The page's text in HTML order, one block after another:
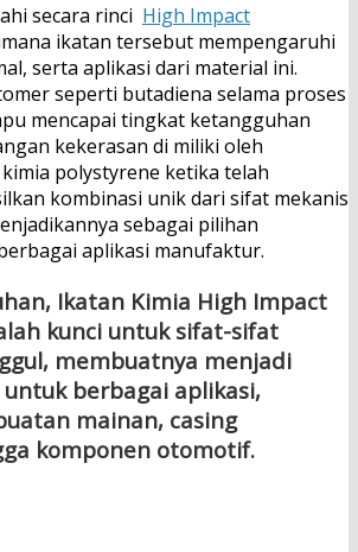
secara rinci High Impact
ikatan tersebut mempengaruhi
serta aplikasi dari material ini.
seperti butadiena selama proses
mencapai tingkat ketangguhan
kekerasan di miliki oleh
polystyrene ketika telah
kombinasi unik dari sifat mekanis
sebagai pilihan
aplikasi manufaktur.
Ikatan Kimia High Impact
kunci untuk sifat-sifat
membuatnya menjadi
berbagai aplikasi,
mainan, casing
komponen otomotif.